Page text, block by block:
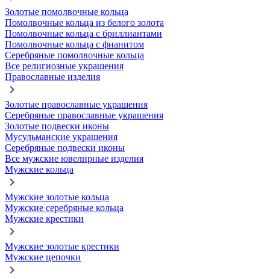
Золотые помолвочные кольца
Помолвочные кольца из белого золота
Помолвочные кольца с бриллиантами
Помолвочные кольца с фианитом
Серебряные помолвочные кольца
Все религиозные украшения
Православные изделия
Золотые православные украшения
Серебряные православные украшения
Золотые подвески иконы
Мусульманские украшения
Серебряные подвески иконы
Все мужские ювелирные изделия
Мужские кольца
Мужские золотые кольца
Мужские серебряные кольца
Мужские крестики
Мужские золотые крестики
Мужские цепочки